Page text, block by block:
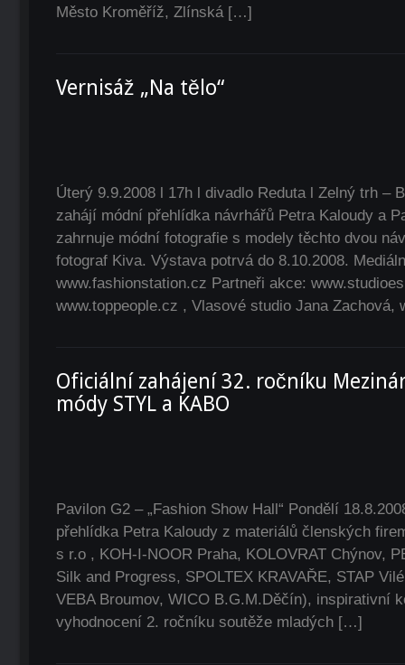
Město Kroměříž, Zlínská […]
Vernisáž „Na tělo“
Úterý 9.9.2008 l 17h l divadlo Reduta l Zelný trh –
zahájí módní přehlídka návrhářů Petra Kaloudy a
zahrnuje módní fotografie s modely těchto dvou
fotograf Kiva. Výstava potrvá do 8.10.2008.
www.fashionstation.cz Partneři akce:
www.toppeople.cz , Vlasové studio Jana Zachová,
Oficiální zahájení 32. ročníku
módy STYL a KABO
Pavilon G2 – „Fashion Show Hall“ Pondělí
přehlídka Petra Kaloudy z materiálů členských
s r.o , KOH-I-NOOR Praha, KOLOVRAT Chýnov,
Silk and Progress, SPOLTEX KRAVAŘE, STAP
VEBA Broumov, WICO B.G.M.Děčín), inspirativní
vyhodnocení 2. ročníku soutěže mladých […]